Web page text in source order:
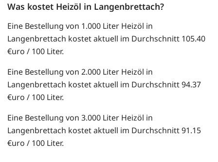
Was kostet Heizöl in Langenbrettach?
Eine Bestellung von 1.000 Liter Heizöl in
Langenbrettach kostet aktuell im Durchschnitt 105.40
€uro / 100 Liter.
Eine Bestellung von 2.000 Liter Heizöl in
Langenbrettach kostet aktuell im Durchschnitt 94.37
€uro / 100 Liter.
Eine Bestellung von 3.000 Liter Heizöl in
Langenbrettach kostet aktuell im Durchschnitt 91.15
€uro / 100 Liter.